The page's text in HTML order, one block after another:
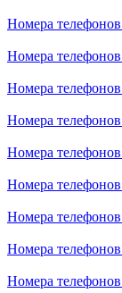
Номера
Номера
Номера
Номера
Номера
Номера
Номера
Номера
Номера